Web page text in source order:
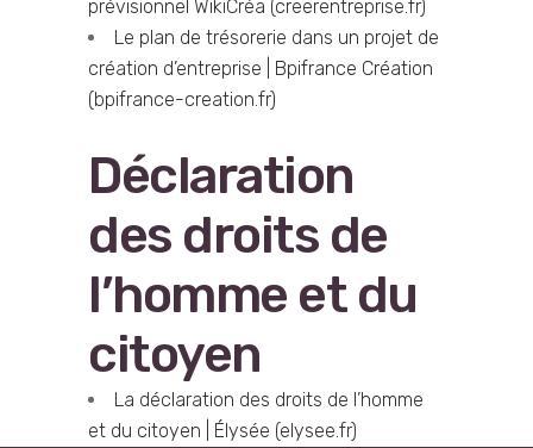
prévisionnel WikiCréa (creerentreprise.fr)
Le plan de trésorerie dans un projet de
création d’entreprise | Bpifrance Création
(bpifrance-creation.fr)
Déclaration
des droits de
l’homme et du
citoyen
La déclaration des droits de l’homme
et du citoyen | Élysée (elysee.fr)